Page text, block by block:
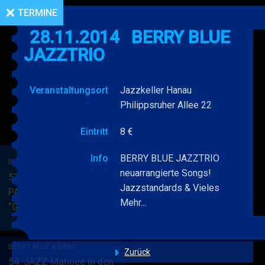
BERRY BLUE & BAND
53. JAZZ Matinee in den
PARKSIDE STUDIOS
"Gypsy Jazz"
BERRY BLUE & BAND
54. JAZZ Matinee in den
TERMINE
28.11.2014
BERRY BLUE
JAZZTRIO
Veranstaltungsort
Jazzkeller Hanau
Philippsruher Allee 22
Eintritt 8 €
Info
BERRY BLUE JAZZTRIO
neuarrangierte Songs!
Jazzstandards & Vieles
Mehr...
Zurück